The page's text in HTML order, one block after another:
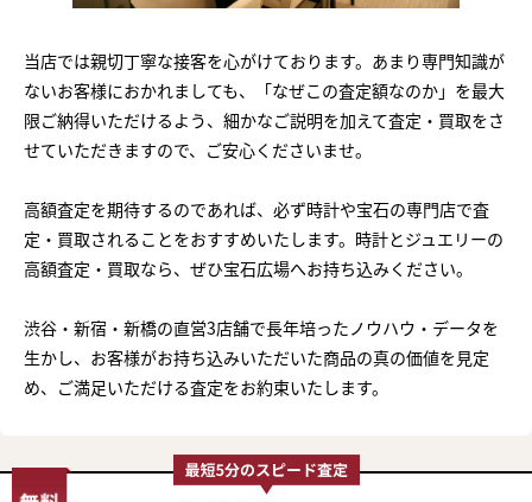
当店では親切丁寧な接客を心がけております。あまり専門知識が
ないお客様におかれましても、「なぜこの査定額なのか」を最大
限ご納得いただけるよう、細かなご説明を加えて査定・買取をさ
せていただきますので、ご安心くださいませ。
高額査定を期待するのであれば、必ず時計や宝石の専門店で査
定・買取されることをおすすめいたします。時計とジュエリーの
高額査定・買取なら、ぜひ宝石広場へお持ち込みください。
渋谷・新宿・新橋の直営3店舗で長年培ったノウハウ・データを
生かし、お客様がお持ち込みいただいた商品の真の価値を見定
め、ご満足いただける査定をお約束いたします。